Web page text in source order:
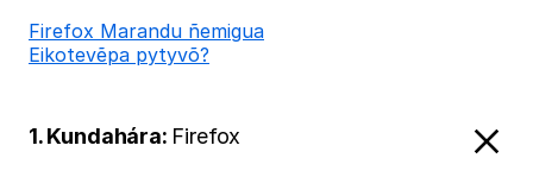
Firefox Marandu ñemigua
Eikotevẽpa pytyvõ?
1. Kundahára: Firefox